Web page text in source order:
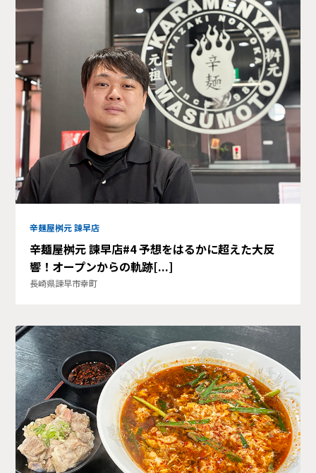
辛麺屋桝元 諫早店
辛麺屋桝元 諫早店#4 予想をはるかに超えた大反
響！オープンからの軌跡[...]
長崎県諫早市幸町